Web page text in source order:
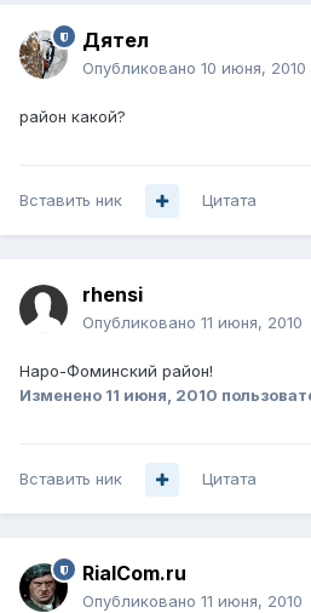
Дятел
Опубликовано 10 июня, 2010
район какой?
Вставить ник Цитата
rhensi
Опубликовано 11 июня, 2010
Наро-Фоминский район!
Изменено 11 июня, 2010
Вставить ник Цитата
RialCom.ru
Опубликовано 11 июня, 2010